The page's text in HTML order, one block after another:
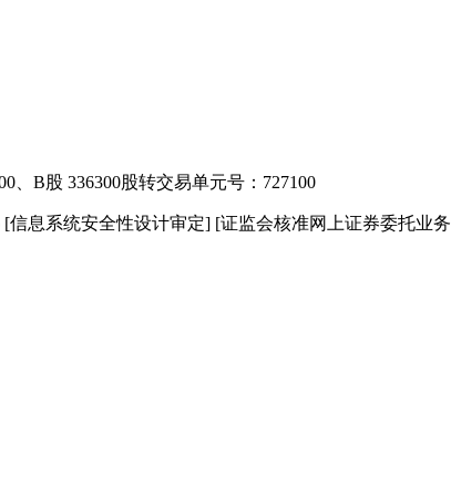
、B股 336300股转交易单元号：727100
[信息系统安全性设计审定] [证监会核准网上证券委托业